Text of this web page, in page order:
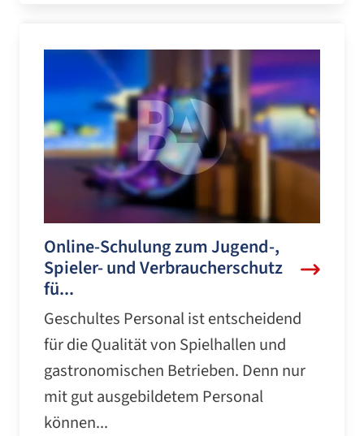
Online-Schulung zum Jugend-,
Spieler- und Verbraucherschutz
fü...
Geschultes Personal ist entscheidend
für die Qualität von Spielhallen und
gastronomischen Betrieben. Denn nur
mit gut ausgebildetem Personal
können...